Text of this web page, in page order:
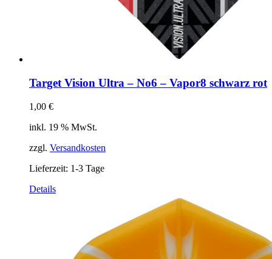
Target Vision Ultra – No6 – Vapor8 schwarz rot
1,00 €
inkl. 19 % MwSt.
zzgl. Versandkosten
Lieferzeit: 1-3 Tage
Details